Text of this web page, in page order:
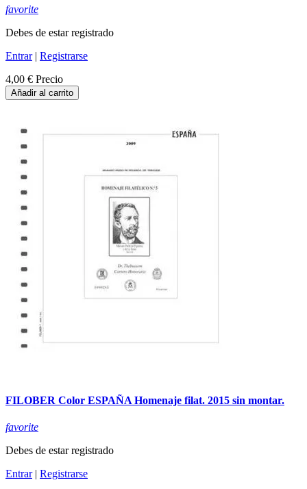
favorite
Debes de estar registrado
Entrar| Registrarse
4,00 € Precio
Añadir al carrito
FILOBER Color ESPAÑA Homenaje filat. 2015 sin montar.
favorite
Debes de estar registrado
Entrar| Registrarse